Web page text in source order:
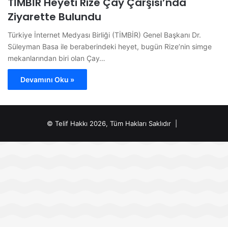
Ziyarette Bulundu
Türkiye İnternet Medyası Birliği (TİMBİR) Genel Başkanı Dr.
Süleyman Basa ile beraberindeki heyet, bugün Rize’nin simge
mekanlarından biri olan Çay…
Devamını Oku »
© Telif Hakkı 2026, Tüm Hakları Saklıdır |